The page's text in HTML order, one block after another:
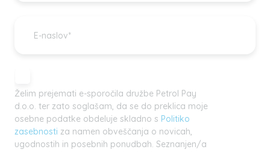
Želim prejemati e-sporočila družbe Petrol Pay
d.o.o. ter zato soglašam, da se do preklica moje
osebne podatke obdeluje skladno s Politiko
zasebnosti za namen obveščanja o novicah,
ugodnostih in posebnih ponudbah. Seznanjen/a